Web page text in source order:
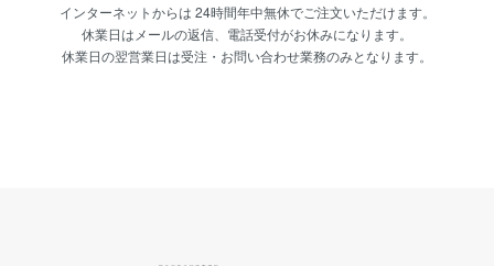
インターネットからは 24時間年中無休でご注文いただけます。
休業日はメールの返信、電話受付がお休みになります。
休業日の翌営業日は受注・お問い合わせ業務のみとなります。